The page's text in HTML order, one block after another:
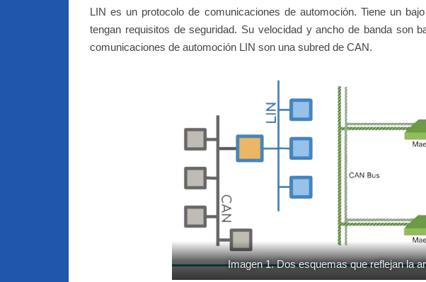
LIN es un protocolo de comunicaciones de automoción. Tiene un
tengan requisitos de seguridad. Su velocidad y ancho de banda son
comunicaciones de automoción LIN son una subred de CAN.
Imagen 1. Dos esquemas que reflejan la